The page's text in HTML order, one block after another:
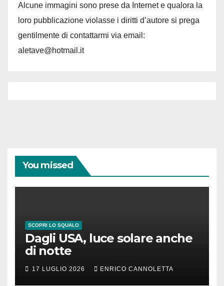
Alcune immagini sono prese da Internet e qualora la
loro pubblicazione violasse i diritti d’autore si prega
gentilmente di contattarmi via email:
aletave@hotmail.it
You missed
SCOPRI LO SQUALO
Dagli USA, luce solare anche
di notte
17 LUGLIO 2026 ENRICO CANNOLETTA